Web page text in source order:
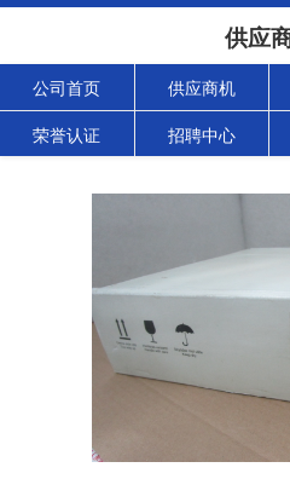
供应
公司首页 供应商机
荣誉认证 招聘中心